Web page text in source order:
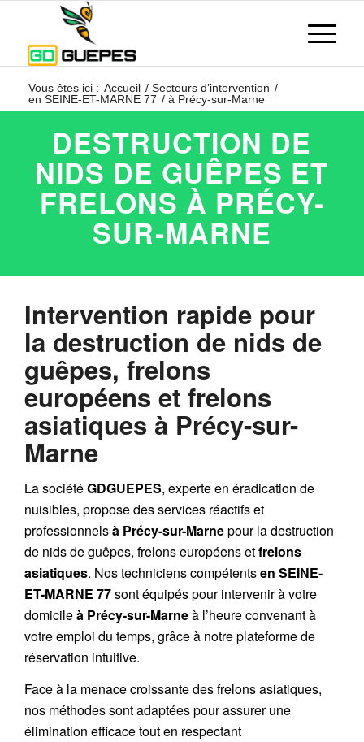
Vous êtes ici : Accueil / Secteurs d’intervention /
en SEINE-ET-MARNE 77 / à Précy-sur-Marne
DESTRUCTION DE
NIDS DE GUÊPES ET
FRELONS À PRÉCY-
SUR-MARNE
Intervention rapide pour
la destruction de nids de
guêpes, frelons
européens et frelons
asiatiques à Précy-sur-
Marne
La sociétéGDGUEPES, experte en éradication de
nuisibles, propose des services réactifs et
professionnelsà Précy-sur-Marnepour la destruction
de nids de guêpes, frelons européensetfrelons
asiatiques. Nos techniciens compétentsen SEINE-
ET-MARNE 77sont équipés pour intervenir à votre
domicileà Précy-sur-Marneà l’heure convenant à
votre emploi du temps, grâce à notre plateforme de
réservation intuitive.
Face à la menace croissante des frelons asiatiques,
nos méthodes sont adaptées pour assurer une
élimination efficace tout en respectant